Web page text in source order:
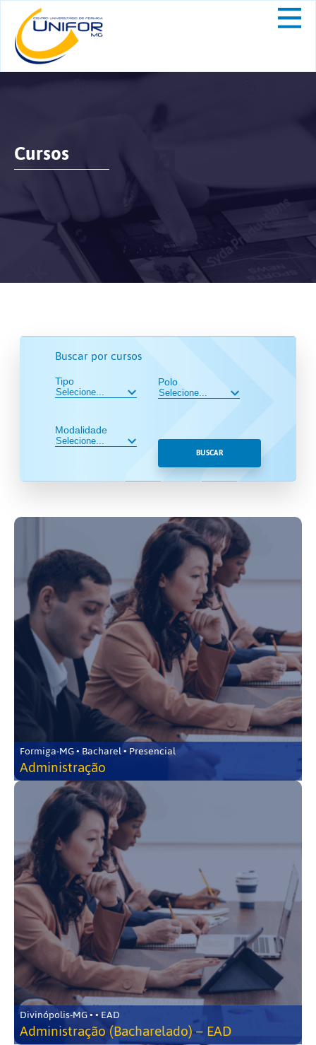
Cursos
Buscar por cursos
Tipo
Modalidade
Polo
BUSCAR
Formiga-MG • Bacharel • Presencial
Administração
Divinópolis-MG • • EAD
Administração (Bacharelado) – EAD